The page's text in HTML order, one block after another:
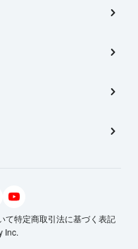
て特定商取引法に基づく表記
Inc.